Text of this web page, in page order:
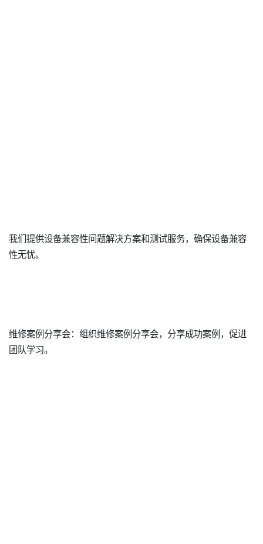
我们提供设备兼容性问题解决方案和测试服务，确保设备兼容
性无忧。
维修案例分享会：组织维修案例分享会，分享成功案例，促进
团队学习。